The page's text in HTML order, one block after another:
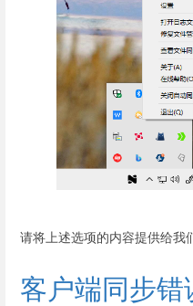
请将上述选项的内容提供给我
客户端同步错